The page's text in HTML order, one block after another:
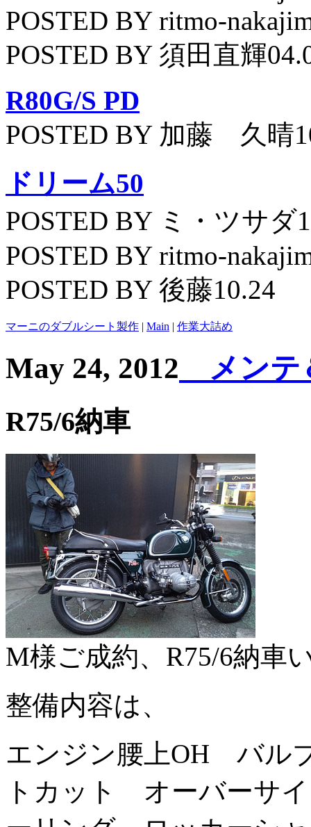
POSTED BY ritmo-
POSTED BY 須田直輝
R80G/S PD
POSTED BY 加藤 久晴
ドリーム50
POSTED BY ミ・ツサダ
POSTED BY ritmo-
POSTED BY 後藤10.24
マーニのダブルシート製作 | Main | 作業大詰め
May 24, 2012 メンテ
R75/6納車
M様ご成約、R75/6納車
整備内容は、
エンジン腰上OH バ
トカット オーバーサ